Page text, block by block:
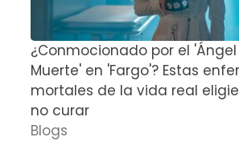
¿Conmocionado por el
Muerte' en 'Fargo'? Estas
mortales de la vida real
no curar
Blogs